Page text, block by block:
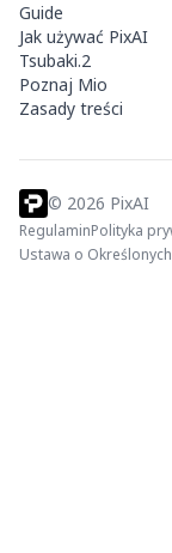
Guide
Jak używać PixAI
Tsubaki.2
Poznaj Mio
Zasady treści
© 2026 PixAI
RegulaminPolityka
Ustawa o